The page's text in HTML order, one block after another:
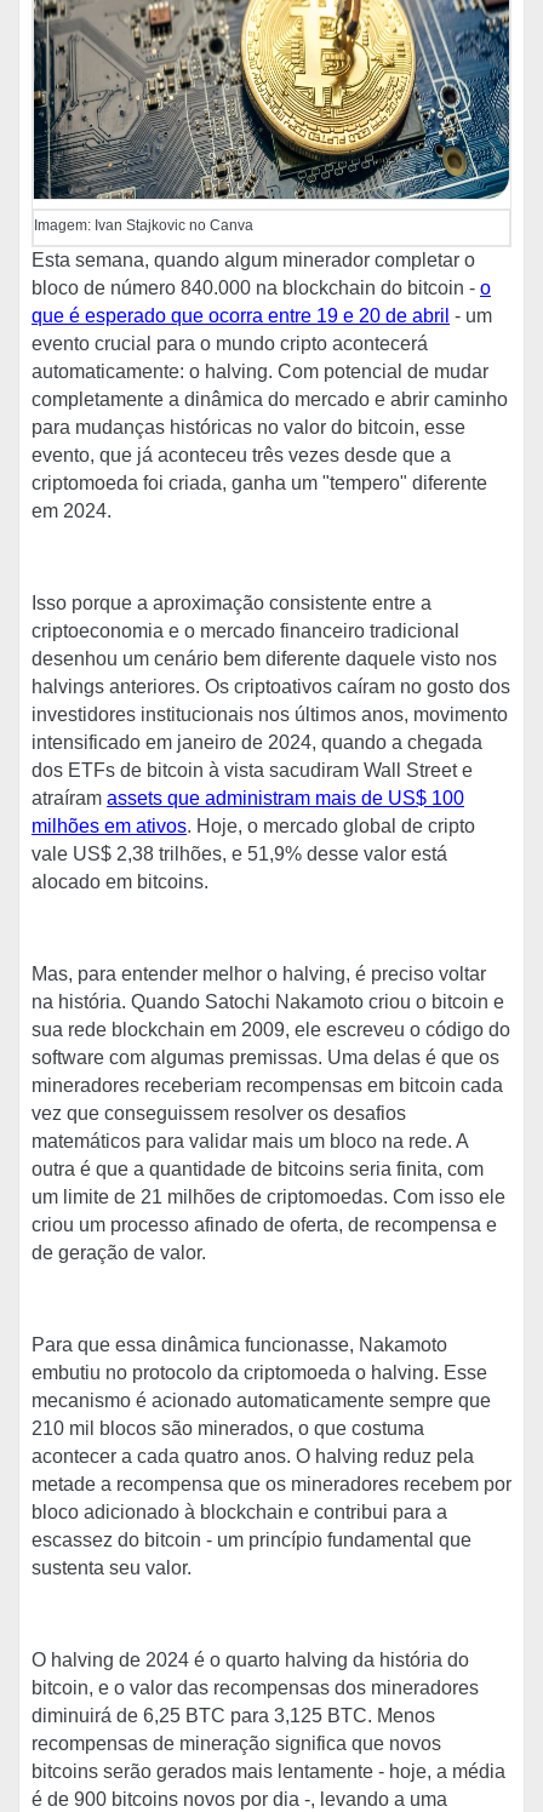
Imagem: Ivan Stajkovic no Canva
Esta semana, quando algum minerador completar o
bloco de número 840.000 na blockchain do bitcoin - o
que é esperado que ocorra entre 19 e 20 de abril - um
evento crucial para o mundo cripto acontecerá
automaticamente: o halving. Com potencial de mudar
completamente a dinâmica do mercado e abrir caminho
para mudanças históricas no valor do bitcoin, esse
evento, que já aconteceu três vezes desde que a
criptomoeda foi criada, ganha um "tempero" diferente
em 2024.
Isso porque a aproximação consistente entre a
criptoeconomia e o mercado financeiro tradicional
desenhou um cenário bem diferente daquele visto nos
halvings anteriores. Os criptoativos caíram no gosto dos
investidores institucionais nos últimos anos, movimento
intensificado em janeiro de 2024, quando a chegada
dos ETFs de bitcoin à vista sacudiram Wall Street e
atraíram assets que administram mais de US$ 100
milhões em ativos. Hoje, o mercado global de cripto
vale US$ 2,38 trilhões, e 51,9% desse valor está
alocado em bitcoins.
Mas, para entender melhor o halving, é preciso voltar
na história. Quando Satochi Nakamoto criou o bitcoin e
sua rede blockchain em 2009, ele escreveu o código do
software com algumas premissas. Uma delas é que os
mineradores receberiam recompensas em bitcoin cada
vez que conseguissem resolver os desafios
matemáticos para validar mais um bloco na rede. A
outra é que a quantidade de bitcoins seria finita, com
um limite de 21 milhões de criptomoedas. Com isso ele
criou um processo afinado de oferta, de recompensa e
de geração de valor.
Para que essa dinâmica funcionasse, Nakamoto
embutiu no protocolo da criptomoeda o halving. Esse
mecanismo é acionado automaticamente sempre que
210 mil blocos são minerados, o que costuma
acontecer a cada quatro anos. O halving reduz pela
metade a recompensa que os mineradores recebem por
bloco adicionado à blockchain e contribui para a
escassez do bitcoin - um princípio fundamental que
sustenta seu valor.
O halving de 2024 é o quarto halving da história do
bitcoin, e o valor das recompensas dos mineradores
diminuirá de 6,25 BTC para 3,125 BTC. Menos
recompensas de mineração significa que novos
bitcoins serão gerados mais lentamente - hoje, a média
é de 900 bitcoins novos por dia -, levando a uma